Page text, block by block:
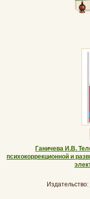
Ганичева И.В.
психокоррекционной и
Издательство: